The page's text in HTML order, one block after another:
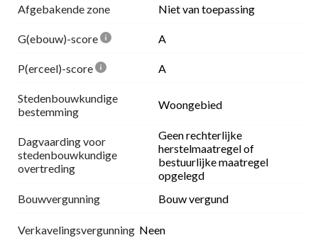
Afgebakende zone Niet van toepassing
G(ebouw)-score A
P(erceel)-score A
Stedenbouwkundige
bestemming
Woongebied
Dagvaarding voor
stedenbouwkundige
overtreding
Geen rechterlijke
herstelmaatregel of
bestuurlijke maatregel
opgelegd
Bouwvergunning
Bouw vergund
Verkavelingsvergunning Neen